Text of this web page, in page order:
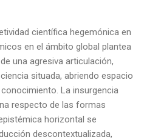
científica hegemónica en
en el ámbito global plantea
una agresiva articulación,
situada, abriendo espacio
La insurgencia
respecto de las formas
horizontal se
descontextualizada,